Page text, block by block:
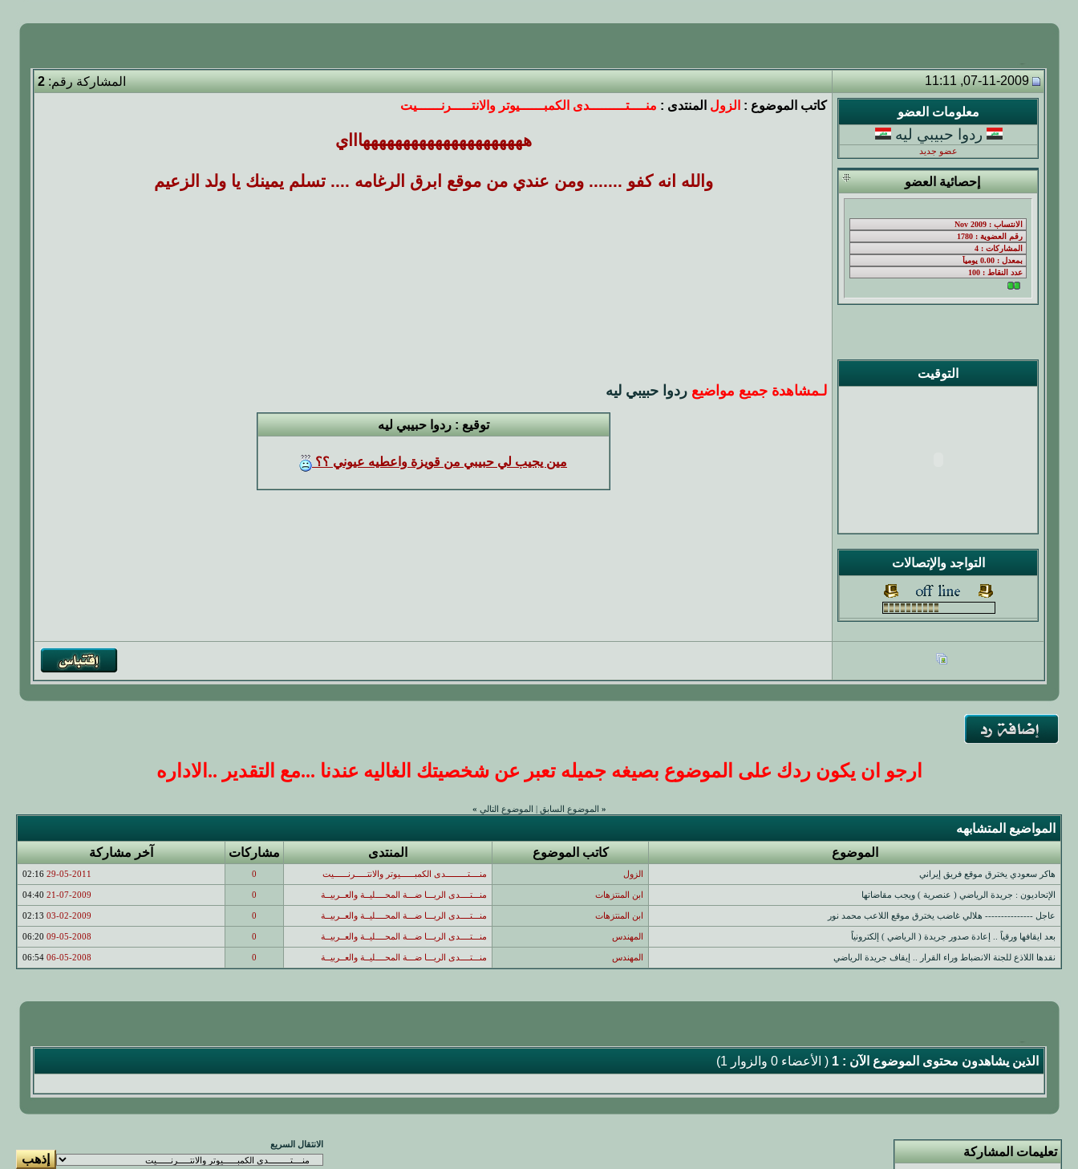
07-11-2009, 11:11 المشاركة رقم:2
معلومات العضو
ردوا حبيبي ليه
عضو جديد
إحصائية العضو
التوقيت
التواجد والإتصالات
كاتب الموضوع : الزول المنتدى : منــــتـــــــــدى الكمبــــــيوتر والانتـــــرنــــــيت
هههههههههههههههههههههاااي
والله انه كفو ....... ومن عندي من موقع ابرق الرغامه .... تسلم يمينك يا ولد الزعيم
لـمشاهدة جميع مواضيع ردوا حبيبي ليه
توقيع : ردوا حبيبي ليه
مين يجيب لي حبيبي من قويزة واعطيه عيوني ؟؟
ارجو ان يكون ردك على الموضوع بصيغه جميله تعبر عن شخصيتك الغاليه عندنا ...مع التقدير ..الاداره
« الموضوع السابق الموضوع التالي »
المواضيع المتشابهه
الموضوع
كاتب الموضوع المنتدى مشاركات آخر مشاركة
هاكر سعودي يخترق موقع فريق إيراني الزول منــــتـــــــــدى الكمبــــــيوتر والانتـــــرنــــــيت 0
29-05-2011
02:16
الإتحاديون : جريدة الرياضي ( عنصرية ) ويجب مقاضاتها ابن المنتزهات منـــتــــدى الريـــا ضـــة المحــــليــة والعــربيــة 0
21-07-2009
04:40
عاجل --------------- هلالي غاضب يخترق موقع اللاعب محمد نور ابن المنتزهات منـــتــــدى الريـــا ضـــة المحــــليــة والعــربيــة 0
03-02-2009
02:13
بعد ايقافها ورقياً .. إعادة صدور جريدة ( الرياضي ) إلكترونياً المهندس منـــتــــدى الريـــا ضـــة المحــــليــة والعــربيــة 0
09-05-2008
06:20
نقدها اللاذع للجنة الانضباط وراء القرار .. إيقاف جريدة الرياضي المهندس منـــتــــدى الريـــا ضـــة المحــــليــة والعــربيــة 0
06-05-2008
06:54
الذين يشاهدون محتوى الموضوع الآن : 1 ( الأعضاء 0 والزوار 1)
تعليمات المشاركة
الانتقال السريع